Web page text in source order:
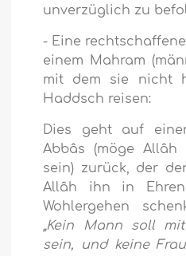
unverzüglich zu
- Eine
einem Mahram
mit dem sie nicht
Haddsch reisen:
Dies geht auf
Abbâs (möge
sein) zurück, der
Allâh ihn in
Wohlergehen
„Kein Mann soll
sein, und keine